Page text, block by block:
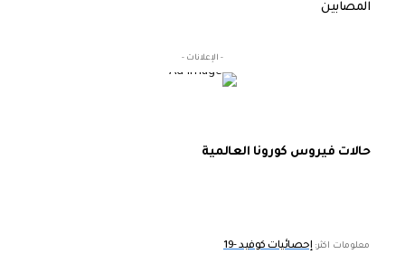
المصابين
- الإعلانات -
حالات فيروس كورونا العالمية
معلومات اكثر:إحصائيات كوفيد -19